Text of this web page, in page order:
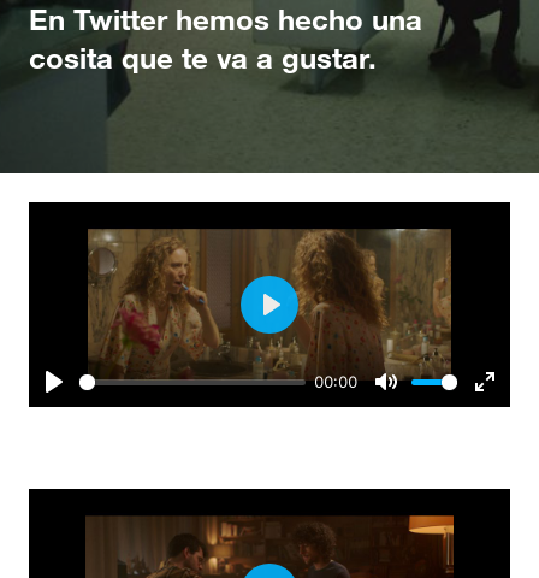
En Twitter hemos hecho una
cosita que te va a gustar.
Play
00:00
Mute
Enter
Play